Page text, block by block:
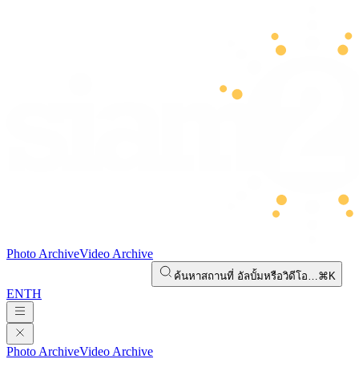
Photo ArchiveVideo Archive
ค้นหาสถานที่ อัลบั้มหรือวิดีโอ…⌘K
ENTH
Photo ArchiveVideo Archive